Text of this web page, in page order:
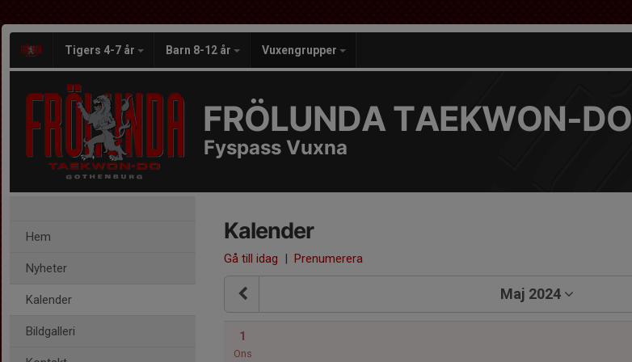
Tigers 4-7 år Barn 8-12 år Vuxengrupper
FRÖLUNDA TAEKWON-DO
Fyspass Vuxna
Hem
Nyheter
Kalender
Bildgalleri
Kalender
Gå till idag | Prenumerera
Maj 2024
1
Ons